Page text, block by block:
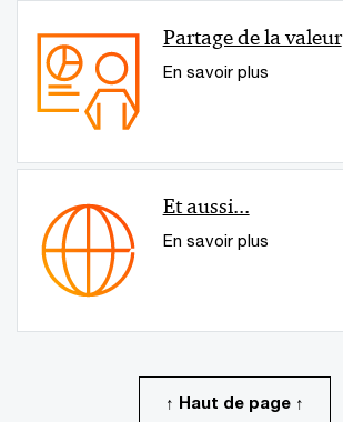
Partage de la valeur
En savoir plus
Et aussi...
En savoir plus
↑ Haut de page ↑